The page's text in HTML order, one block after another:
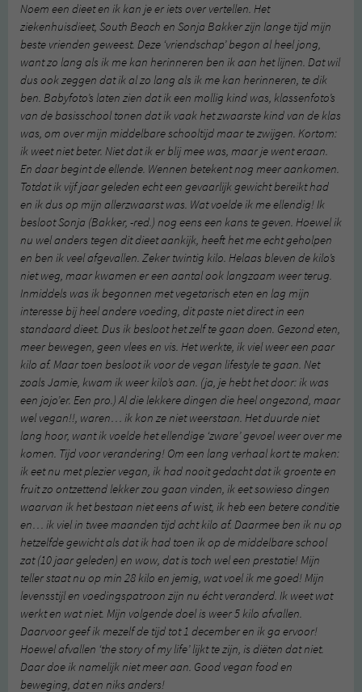
Noem een dieet en ik kan je er iets over vertellen. Het
ziekenhuisdieet, South Beach en Sonja Bakker zijn lange tijd mijn
beste vrienden geweest. Deze ‘vriendschap’ begon al heel jong,
want zo lang als ik me kan herinneren ben ik aan het lijnen. Dat wil
dus ook zeggen dat ik al zo lang als ik me kan herinneren, te dik
ben. Babyfoto’s laten zien dat ik een mollig kind was, klassenfoto’s
van de basisschool tonen dat ik vaak het zwaarste kind van de klas
was, om over mijn middelbare schooltijd maar te zwijgen. Kortom:
ik weet niet beter. Niet dat ik er blij mee was, maar je went eraan.
En daar begint de ellende. Wennen betekent nog meer aankomen.
Totdat ik vijf jaar geleden echt een gevaarlijk gewicht bereikt had
en ik dus op mijn allerzwaarst was. Wat voelde ik me ellendig! Ik
besloot Sonja (Bakker, -red.) nog eens een kans te geven. Hoewel ik
nu wel anders tegen dit dieet aankijk, heeft het me echt geholpen
en ben ik veel afgevallen. Zeker twintig kilo. Helaas bleven de kilo’s
niet weg, maar kwamen er een aantal ook langzaam weer terug.
Inmiddels was ik begonnen met vegetarisch eten en lag mijn
interesse bij heel andere voeding, dit paste niet direct in een
standaard dieet. Dus ik besloot het zelf te gaan doen. Gezond eten,
meer bewegen, geen vlees en vis. Het werkte, ik viel weer een paar
kilo af. Maar toen besloot ik voor de vegan lifestyle te gaan. Net
zoals Jamie, kwam ik weer kilo’s aan. (ja, je hebt het door: ik was
een jojo’er. Een pro.) Al die lekkere dingen die heel ongezond, maar
wel vegan!!, waren… ik kon ze niet weerstaan. Het duurde niet
lang hoor, want ik voelde het ellendige ‘zware’ gevoel weer over me
komen. Tijd voor verandering! Om een lang verhaal kort te maken:
ik eet nu met plezier vegan, ik had nooit gedacht dat ik groente en
fruit zo ontzettend lekker zou gaan vinden, ik eet sowieso dingen
waarvan ik het bestaan niet eens af wist, ik heb een betere conditie
en… ik viel in twee maanden tijd acht kilo af. Daarmee ben ik nu op
hetzelfde gewicht als dat ik had toen ik op de middelbare school
zat (10 jaar geleden) en wow, dat is toch wel een prestatie! Mijn
teller staat nu op min 28 kilo en jemig, wat voel ik me goed! Mijn
levensstijl en voedingspatroon zijn nu écht veranderd. Ik weet wat
werkt en wat niet. Mijn volgende doel is weer 5 kilo afvallen.
Daarvoor geef ik mezelf de tijd tot 1 december en ik ga ervoor!
Hoewel afvallen ‘the story of my life’ lijkt te zijn, is diëten dat niet.
Daar doe ik namelijk niet meer aan. Good vegan food en
beweging, dat en niks anders!